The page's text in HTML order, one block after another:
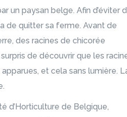
un paysan belge. Afin d’éviter
de quitter sa ferme. Avant de
des racines de chicorée
de découvrir que les
et cela sans lumière.
d’Horticulture de Belgique,